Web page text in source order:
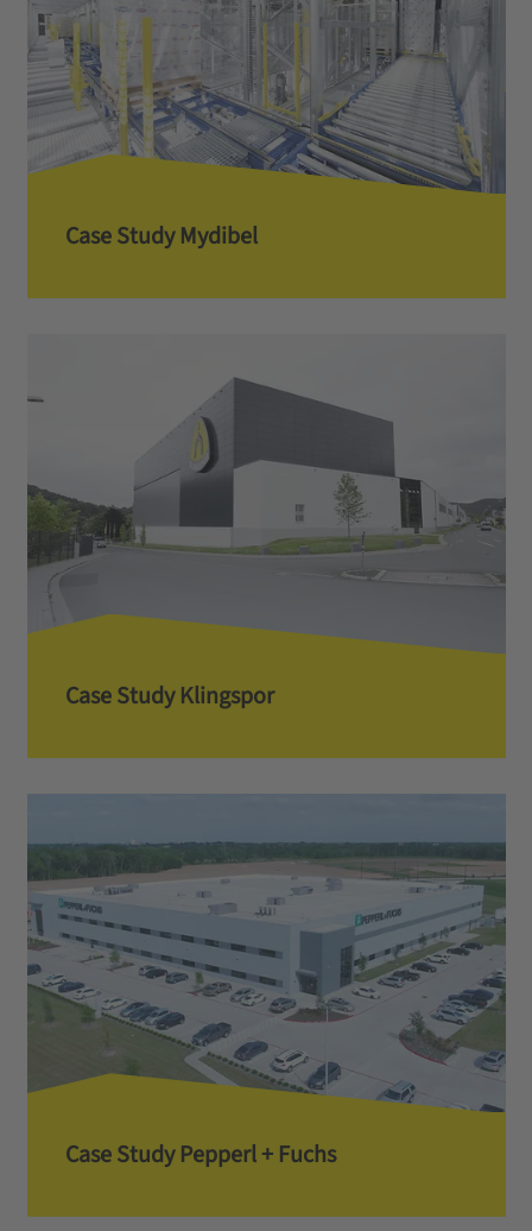
Case Study Mydibel
Case Study Klingspor
Case Study Pepperl + Fuchs